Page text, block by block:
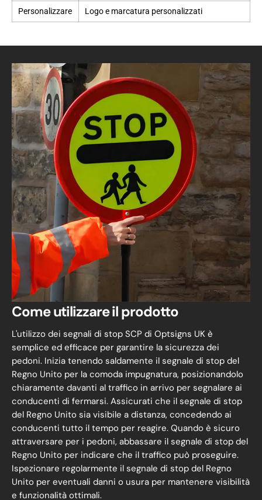
Personalizzare Logo e marcatura personalizzati
Come utilizzare il prodotto
L'utilizzo dei segnali di stop SCP di Optsigns UK è
semplice ed efficace per garantire la sicurezza dei
pedoni. Inizia tenendo saldamente il segnale di stop del
Regno Unito per la comoda impugnatura, posizionandolo
chiaramente davanti al traffico in arrivo per segnalare ai
conducenti di fermarsi. Assicurati che il segnale di stop
del Regno Unito sia visibile a distanza, concedendo ai
conducenti tutto il tempo per reagire. Quando è sicuro
attraversare per i pedoni, abbassare il segnale di stop del
Regno Unito per indicare che il traffico può proseguire.
Ispezionare regolarmente il segnale di stop del Regno
Unito per eventuali danni o usura per mantenere visibilità
e funzionalità ottimali.